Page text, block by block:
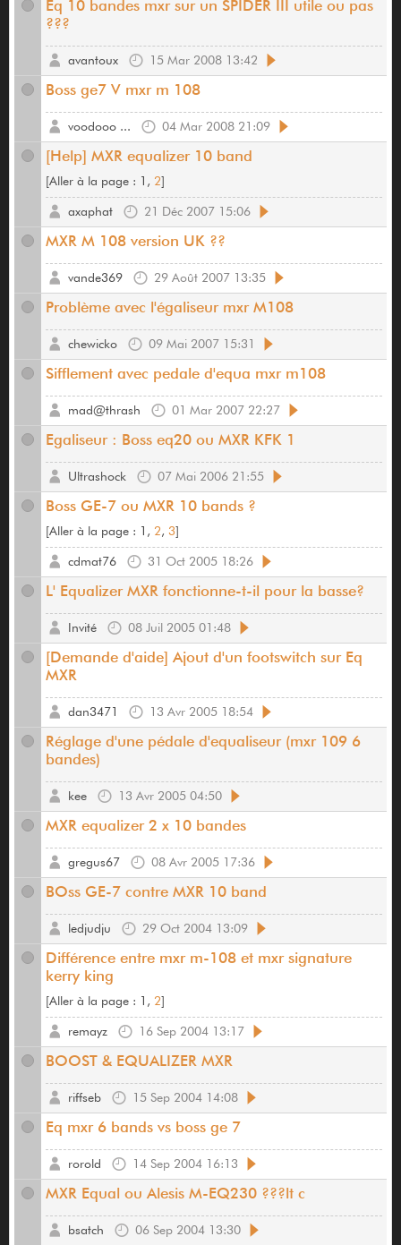
Eq 10 bandes mxr sur un SPIDER III utile ou pas
???
15 Mar 2008 13:42
avantoux
Boss ge7 V mxr m 108
04 Mar 2008 21:09
voodooo ...
[Help] MXR equalizer 10 band
[Aller à la page : 1, 2]
21 Déc 2007 15:06
axaphat
MXR M 108 version UK ??
29 Août 2007 13:35
vande369
Problème avec l'égaliseur mxr M108
09 Mai 2007 15:31
chewicko
Sifflement avec pedale d'equa mxr m108
01 Mar 2007 22:27
mad@thrash
Egaliseur : Boss eq20 ou MXR KFK 1
07 Mai 2006 21:55
Ultrashock
Boss GE-7 ou MXR 10 bands ?
[Aller à la page : 1, 2, 3]
31 Oct 2005 18:26
cdmat76
L' Equalizer MXR fonctionne-t-il pour la basse?
08 Juil 2005 01:48
Invité
[Demande d'aide] Ajout d'un footswitch sur Eq
MXR
13 Avr 2005 18:54
dan3471
Réglage d'une pédale d'equaliseur (mxr 109 6
bandes)
13 Avr 2005 04:50
kee
MXR equalizer 2 x 10 bandes
08 Avr 2005 17:36
gregus67
BOss GE-7 contre MXR 10 band
29 Oct 2004 13:09
ledjudju
Différence entre mxr m-108 et mxr signature
kerry king
[Aller à la page : 1, 2]
16 Sep 2004 13:17
remayz
BOOST & EQUALIZER MXR
15 Sep 2004 14:08
riffseb
Eq mxr 6 bands vs boss ge 7
14 Sep 2004 16:13
rorold
MXR Equal ou Alesis M-EQ230 ???lt c
06 Sep 2004 13:30
bsatch